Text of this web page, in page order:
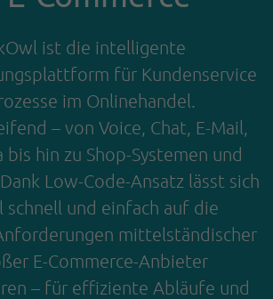
ist die intelligente
für Kundenservice
im Onlinehandel.
– von Voice, Chat, E-Mail,
bis hin zu Shop-Systemen und
Low-Code-Ansatz lässt sich
schnell und einfach auf die
mittelständischer
E-Commerce-Anbieter
– für effiziente Abläufe und